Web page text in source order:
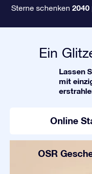
Sterne schenken 2040
Ein
Lassen
mit
Online
OSR